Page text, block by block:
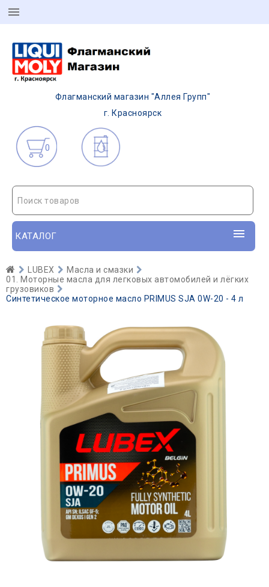
Флагманский магазин "Аллея Групп"
г. Красноярск
0
Поиск товаров
КАТАЛОГ
LUBEX
Масла и смазки
01. Моторные масла для легковых автомобилей и лёгких
грузовиков
Синтетическое моторное масло PRIMUS SJA 0W-20 - 4 л